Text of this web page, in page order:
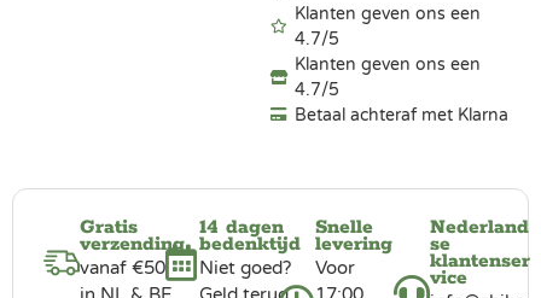
Klanten geven ons een
4.7/5
Klanten geven ons een
4.7/5
Betaal achteraf met Klarna
Gratis
verzending
vanaf €50
14 dagen
bedenktijd
Niet goed?
Snelle
levering
Voor
Nederland
se
klantenser
vice